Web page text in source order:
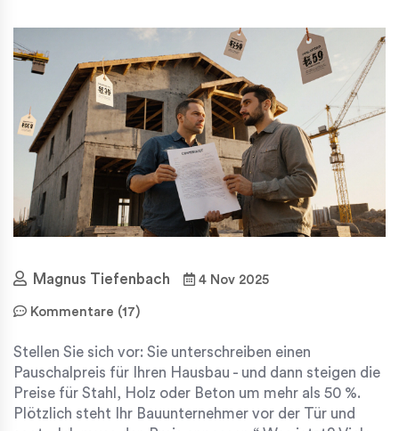
Magnus Tiefenbach 4 Nov 2025
Kommentare (17)
Stellen Sie sich vor: Sie unterschreiben einen
Pauschalpreis für Ihren Hausbau - und dann steigen die
Preise für Stahl, Holz oder Beton um mehr als 50 %.
Plötzlich steht Ihr Bauunternehmer vor der Tür und